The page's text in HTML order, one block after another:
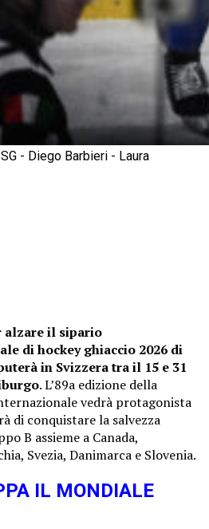
- Diego Barbieri - Laura
alzare il sipario
di hockey ghiaccio 2026 di
in Svizzera tra il 15 e 31
. L’89a edizione della
vedrà protagonista
di conquistare la salvezza
B assieme a Canada,
Svezia, Danimarca e Slovenia.
IL MONDIALE